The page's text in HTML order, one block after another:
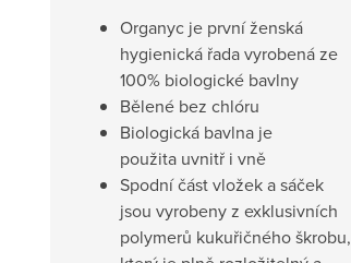
Organyc je první ženská
hygienická řada vyrobená ze
100% biologické bavlny
Bělené bez chlóru
Biologická bavlna je
použita uvnitř i vně
Spodní část vložek a sáček
jsou vyrobeny z exklusivních
polymerů kukuřičného škrobu,